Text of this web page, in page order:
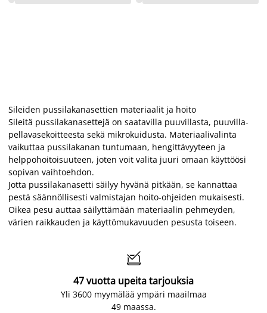
Sileiden pussilakanasettien materiaalit ja hoito
Sileitä pussilakanasettejä on saatavilla puuvillasta, puuvilla-
pellavasekoitteesta sekä mikrokuidusta. Materiaalivalinta
vaikuttaa pussilakanan tuntumaan, hengittävyyteen ja
helppohoitoisuuteen, joten voit valita juuri omaan käyttöösi
sopivan vaihtoehdon.
Jotta pussilakanasetti säilyy hyvänä pitkään, se kannattaa
pestä säännöllisesti valmistajan hoito-ohjeiden mukaisesti.
Oikea pesu auttaa säilyttämään materiaalin pehmeyden,
värien raikkauden ja käyttömukavuuden pesusta toiseen.

47 vuotta upeita tarjouksia
Yli 3600 myymälää ympäri maailmaa
49 maassa.